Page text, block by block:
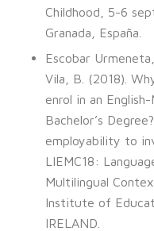
Childhood, 5-6
Granada, España.
Escobar
Vila, B. (2018).
enrol in an
Bachelor’s
employability to
LIEMC18:
Multilingual
Institute of
IRELAND.